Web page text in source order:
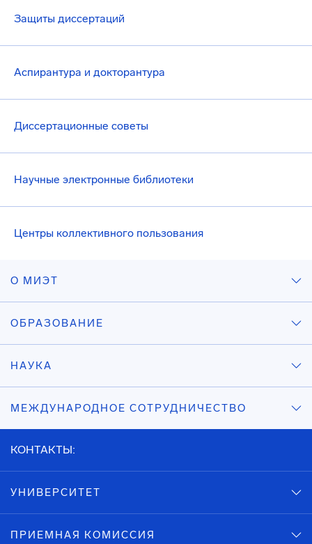
Защиты диссертаций
Аспирантура и докторантура
Диссертационные советы
Научные электронные библиотеки
Центры коллективного пользования
О МИЭТ
ОБРАЗОВАНИЕ
НАУКА
МЕЖДУНАРОДНОЕ СОТРУДНИЧЕСТВО
КОНТАКТЫ:
УНИВЕРСИТЕТ
ПРИЕМНАЯ КОМИССИЯ